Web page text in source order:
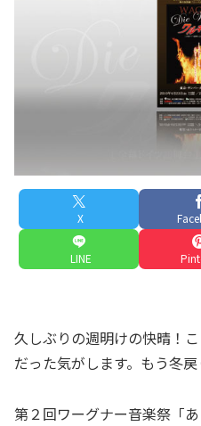
X
LINE
久しぶりの週明けの快晴！
だった気がします。もう冬
第２回ワーグナー音楽祭「